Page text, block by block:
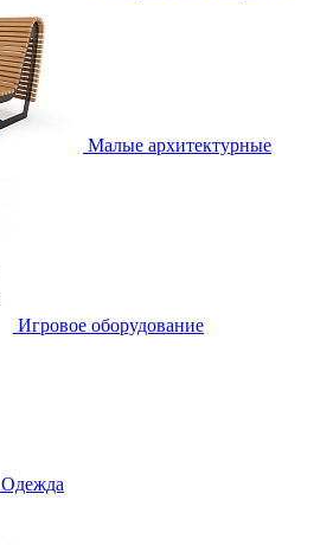
Малые архитектурные
Игровое оборудование
Одежда